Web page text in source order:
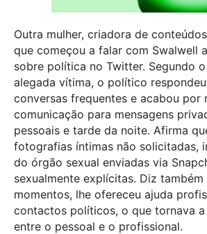
Outra mulher, criadora de
que começou a falar com Swalwell
sobre política no Twitter. Segundo
alegada vítima, o político
conversas frequentes e acabou por
comunicação para mensagens
pessoais e tarde da noite. Afirma
fotografias íntimas não solicitadas,
do órgão sexual enviadas via
sexualmente explícitas. Diz também
momentos, lhe ofereceu ajuda
contactos políticos, o que tornava
entre o pessoal e o profissional.